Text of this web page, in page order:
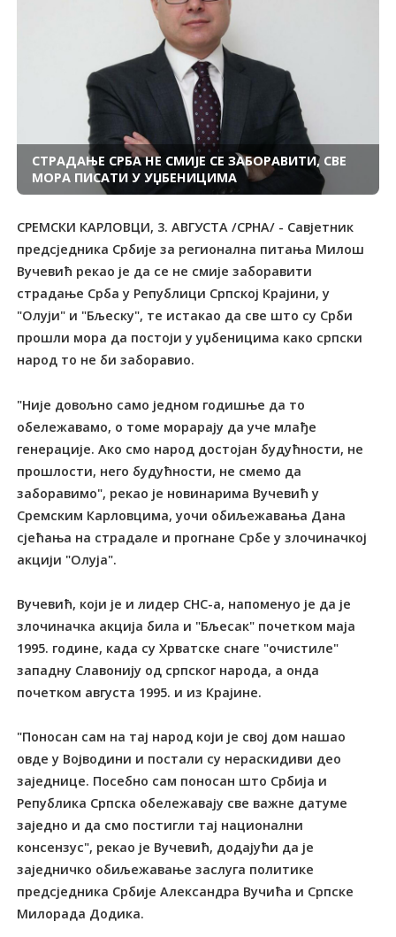
СТРАДАЊЕ СРБА НЕ СМИЈЕ СЕ ЗАБОРАВИТИ, СВЕ
МОРА ПИСАТИ У УЏБЕНИЦИМА
СРЕМСКИ КАРЛОВЦИ, 3. АВГУСТА /СРНА/ - Савјетник
предсједника Србије за регионална питања Милош
Вучевић рекао је да се не смије заборавити
страдање Срба у Републици Српској Крајини, у
"Олуји" и "Бљеску", те истакао да све што су Срби
прошли мора да постоји у уџбеницима како српски
народ то не би заборавио.
"Није довољно само једном годишње да то
обележавамо, о томе морарају да уче млађе
генерације. Ако смо народ достојан будућности, не
прошлости, него будућности, не смемо да
заборавимо", рекао је новинарима Вучевић у
Сремским Карловцима, уочи обиљежавања Дана
сјећања на страдале и прогнане Србе у злочиначкој
акцији "Олуја".
Вучевић, који је и лидер СНС-a, напоменуо је да је
злочиначка акција била и "Бљесак" почетком маја
1995. године, када су Хрватске снаге "очистиле"
западну Славонију од српског народа, а онда
почетком августа 1995. и из Крајине.
"Поносан сам на тај народ који је свој дом нашао
овде у Војводини и постали су нераскидиви део
заједнице. Посебно сам поносан што Србија и
Република Српска обележавају све важне датуме
заједно и да смо постигли тај национални
консензус", рекао је Вучевић, додајући да је
заједничко обиљежавање заслуга политике
предсједника Србије Александра Вучића и Српске
Милорада Додика.